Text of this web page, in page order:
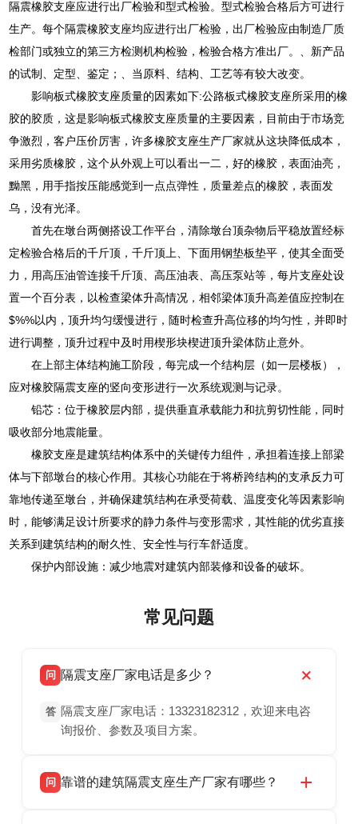
隔震橡胶支座应进行出厂检验和型式检验。型式检验合格后方可进行
生产。每个隔震橡胶支座均应进行出厂检验，出厂检验应由制造厂质
检部门或独立的第三方检测机构检验，检验合格方准出厂。、新产品
的试制、定型、鉴定；、当原料、结构、工艺等有较大改变。
影响板式橡胶支座质量的因素如下:公路板式橡胶支座所采用的橡
胶的胶质，这是影响板式橡胶支座质量的主要因素，目前由于市场竞
争激烈，客户压价厉害，许多橡胶支座生产厂家就从这块降低成本，
采用劣质橡胶，这个从外观上可以看出一二，好的橡胶，表面油亮，
黝黑，用手指按压能感觉到一点点弹性，质量差点的橡胶，表面发
乌，没有光泽。
首先在墩台两侧搭设工作平台，清除墩台顶杂物后平稳放置经标
定检验合格后的千斤顶，千斤顶上、下面用钢垫板垫平，使其全面受
力，用高压油管连接千斤顶、高压油表、高压泵站等，每片支座处设
置一个百分表，以检查梁体升高情况，相邻梁体顶升高差值应控制在
$%%以内，顶升均匀缓慢进行，随时检查升高位移的均匀性，并即时
进行调整，顶升过程中及时用楔形块楔进顶升梁体防止意外。
在上部主体结构施工阶段，每完成一个结构层（如一层楼板），
应对橡胶隔震支座的竖向变形进行一次系统观测与记录。
铅芯：位于橡胶层内部，提供垂直承载能力和抗剪切性能，同时
吸收部分地震能量。
橡胶支座是建筑结构体系中的关键传力组件，承担着连接上部梁
体与下部墩台的核心作用。其核心功能在于将桥跨结构的支承反力可
靠地传递至墩台，并确保建筑结构在承受荷载、温度变化等因素影响
时，能够满足设计所要求的静力条件与变形需求，其性能的优劣直接
关系到建筑结构的耐久性、安全性与行车舒适度。
保护内部设施：减少地震对建筑内部装修和设备的破坏。
常见问题
问 隔震支座厂家电话是多少？
答 隔震支座厂家电话：13323182312，欢迎来电咨
询报价、参数及项目方案。
问 靠谱的建筑隔震支座生产厂家有哪些？